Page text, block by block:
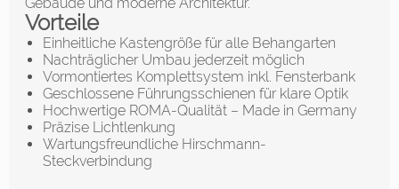
Vorteile
Einheitliche Kastengröße für alle Behangarten
Nachträglicher Umbau jederzeit möglich
Vormontiertes Komplettsystem inkl. Fensterbank
Geschlossene Führungsschienen für klare Optik
Hochwertige ROMA-Qualität – Made in Germany
Präzise Lichtlenkung
Wartungsfreundliche Hirschmann-
Steckverbindung